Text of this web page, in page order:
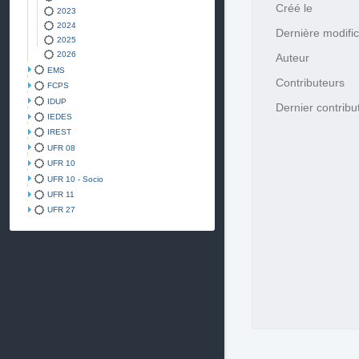
2023
2024
2025
2026
EMS
FCPS
IDUP
IEDES
IREST
UFR 08
UFR 10
UFR 10 - Socio
UFR 11
UFR 27
Créé le
Dernière
Auteur
Contributeurs
Dernier